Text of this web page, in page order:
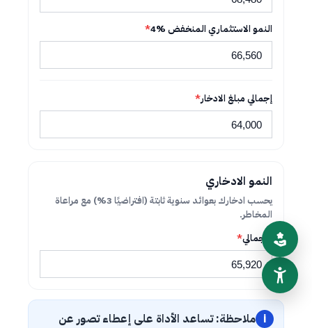
النمو الاستثماري المنخفض %4 *
إجمالي مبلغ الادخار*
النمو الادخاري
يحسب ادخارك بعوائد سنوية ثابتة (افتراضيًا 3%) مع مراعاة
المخاطر.
الإجمالي*
i ملاحظة:تساعد الأداة على إعطاء تصور عن